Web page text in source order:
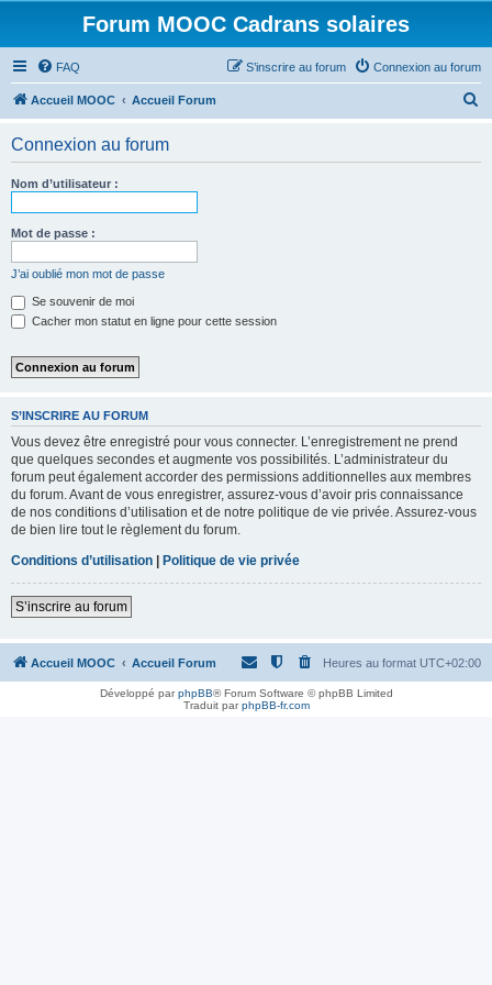
Forum MOOC Cadrans solaires
FAQ Connexion au forum
S’inscrire au forum
Accueil MOOC Accueil Forum
Connexion au forum
Nom d’utilisateur :
Mot de passe :
J’ai oublié mon mot de passe
Se souvenir de moi
Cacher mon statut en ligne pour cette session
S’INSCRIRE AU FORUM
Vous devez être enregistré pour vous connecter. L’enregistrement ne prend
que quelques secondes et augmente vos possibilités. L’administrateur du
forum peut également accorder des permissions additionnelles aux membres
du forum. Avant de vous enregistrer, assurez-vous d’avoir pris connaissance
de nos conditions d’utilisation et de notre politique de vie privée. Assurez-vous
de bien lire tout le règlement du forum.
Conditions d’utilisation | Politique de vie privée
S’inscrire au forum
Accueil MOOC Accueil Forum Heures au format UTC+02:00
Développé parphpBB® Forum Software © phpBB Limited
Traduit parphpBB-fr.com